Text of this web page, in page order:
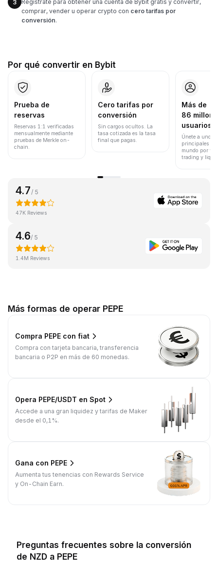
3
Regístrate para obtener una cuenta de Bybit gratis y convertir,
comprar, vender u operar crypto con cero tarifas por
conversión.
Por qué convertir en Bybit
Prueba de
reservas
Reservas 1:1 verificadas
mensualmente mediante
pruebas de Merkle on-
chain.
Cero tarifas por
conversión
Sin cargos ocultos. La
tasa cotizada es la tasa
final que pagas.
Más de
86
usuarios
Únete a uno
principales
mundo por
trading y
4.7 / 5
47K Reviews
4.6/ 5
1.4M Reviews
Más formas de operar PEPE
Compra PEPE con fiat
Compra con tarjeta bancaria, transferencia
bancaria o P2P en más de 60 monedas.
Opera PEPE/USDT en Spot
Accede a una gran liquidez y tarifas de Maker
desde el 0,1%.
Gana con PEPE
Aumenta tus tenencias con Rewards Service
y On-Chain Earn.
Preguntas frecuentes sobre la conversión
de NZD a PEPE